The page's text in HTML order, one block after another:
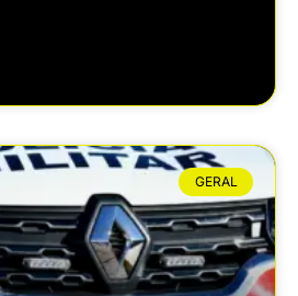
GERAL